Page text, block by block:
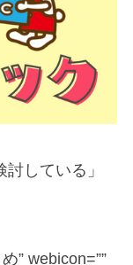
している」
” webicon=””